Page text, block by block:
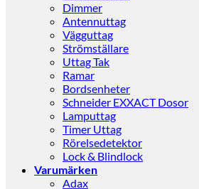
Dimmer
Antennuttag
Vägguttag
Strömställare
Uttag Tak
Ramar
Bordsenheter
Schneider EXXACT Dosor
Lamputtag
Timer Uttag
Rörelsedetektor
Lock & Blindlock
Varumärken
Adax